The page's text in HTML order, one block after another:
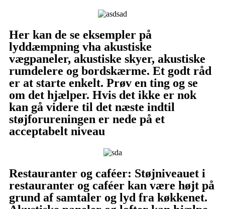
Her kan de se eksempler på
lyddæmpning vha akustiske
vægpaneler, akustiske skyer, akustiske
rumdelere og bordskærme. Et godt råd
er at starte enkelt. Prøv en ting og se
om det hjælper. Hvis det ikke er nok
kan gå videre til det næste indtil
støjforureningen er nede på et
acceptabelt niveau
Restauranter og caféer: Støjniveauet i
restauranter og caféer kan være højt på
grund af samtaler og lyd fra køkkenet.